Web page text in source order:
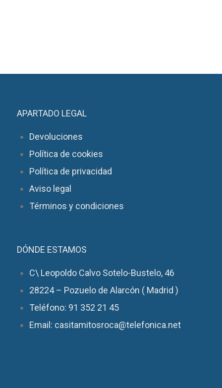
APARTADO LEGAL
Devoluciones
Política de cookies
Política de privacidad
Aviso legal
Términos y condiciones
DÓNDE ESTAMOS
C\ Leopoldo Calvo Sotelo-Bustelo, 46
28224 – Pozuelo de Alarcón ( Madrid )
Teléfono: 91 352 21 45
Email: casitamitosroca@telefonica.net